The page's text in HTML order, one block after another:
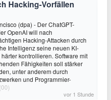
Hacking-Vorfällen
(dpa) - Der ChatGPT-
OpenAI will nach
Hacking-Attacken durch
Intelligenz seine neuen KI-
kontrollieren. Software mit
Fähigkeiten soll stärker
unter anderem durch
und Programmier-
(00)
vor 1 Stunde